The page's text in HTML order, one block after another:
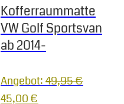
Kofferraummatte
VW Golf Sportsvan
ab 2014-
Angebot:49,95€
Ursprünglicher Preis
45,00€